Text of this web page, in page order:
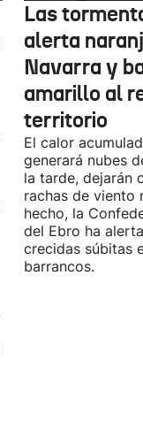
Las
alerta
Navarra y
amarillo al
territorio
El calor
generará nubes
la tarde, dejarán
rachas de viento
hecho, la
del Ebro ha
crecidas súbitas
barrancos.